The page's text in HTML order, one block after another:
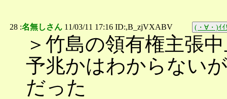
28 :名無しさん 11/03/11 17:16 ID:,B_zjVXABV (・∀・)ｲ
＞竹島の領有権主張
予兆かはわからない
だった